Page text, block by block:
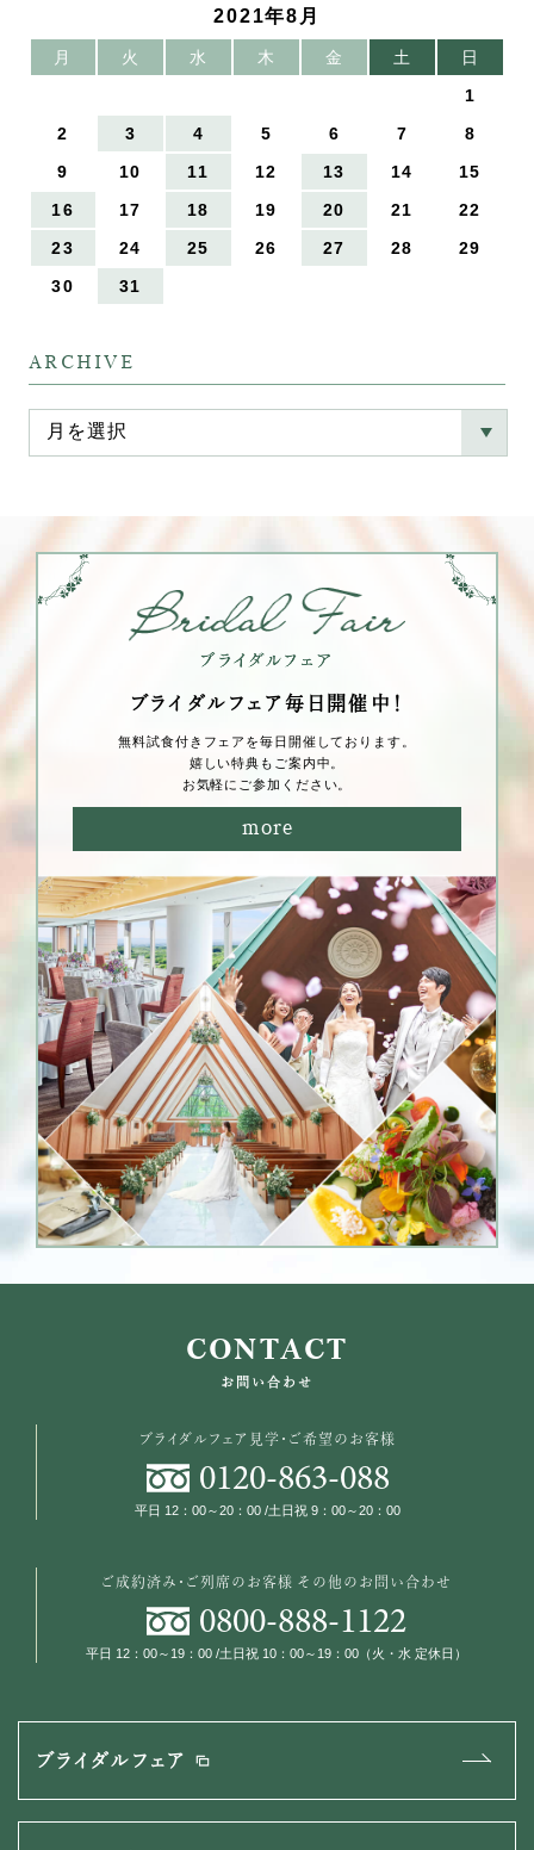
2021年8月
月 火 水 木 金 土
日
1
2
3 4 5 6 7
8
9
10 11 12 13 14
15
16
17 18 19 20 21
22
23
24 25 26 27 28
29
30
31
ARCHIVE
ブライダルフェア毎⽇開催中！
無料試⾷付きフェアを毎⽇開催しております。
嬉しい特典もご案内中。
お気軽にご参加ください。
more
CONTACT
お問い合わせ
ブライダルフェア見学・ご希望のお客様
0120-863-088
平日 12：00～20：00 /土日祝 9：00～20：00
ご成約済み・ご列席のお客様その他のお問い合わせ
0800-888-1122
平日 12：00～19：00 /土日祝 10：00～19：00（火・水 定休日）
ブライダルフェア